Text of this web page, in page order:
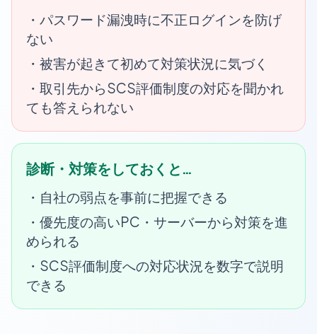
・パスワード漏洩時に不正ログインを防げ
ない
・被害が起きて初めて対策状況に気づく
・取引先からSCS評価制度の対応を聞かれ
ても答えられない
診断・対策をしておくと…
・自社の弱点を事前に把握できる
・優先度の高いPC・サーバーから対策を進
められる
・SCS評価制度への対応状況を数字で説明
できる